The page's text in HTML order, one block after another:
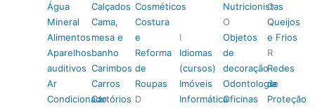
Água
Mineral
Alimentos
Aparelhos
auditivos
Ar
Condicionado
Calçados
Cama,
mesa e
banho
Carimbos
Carros
Cartórios
Cosméticos
Costura
e
Reforma
de
Roupas
D
I
Idiomas
(cursos)
Imóveis
Informática
Nutricionistas
O
Objetos
de
decoração
Odontologia
Oficinas
Q
Queijos
e Frios
R
Redes
de
Proteção